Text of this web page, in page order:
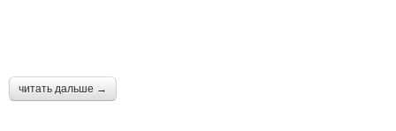
читать дальше →